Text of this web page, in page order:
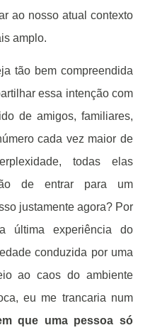
ao nosso atual contexto
amplo.
tão bem compreendida
essa intenção com
de amigos, familiares,
cada vez maior de
todas elas
de entrar para um
justamente agora? Por
última experiência do
conduzida por uma
ao caos do ambiente
eu me trancaria num
que uma pessoa só